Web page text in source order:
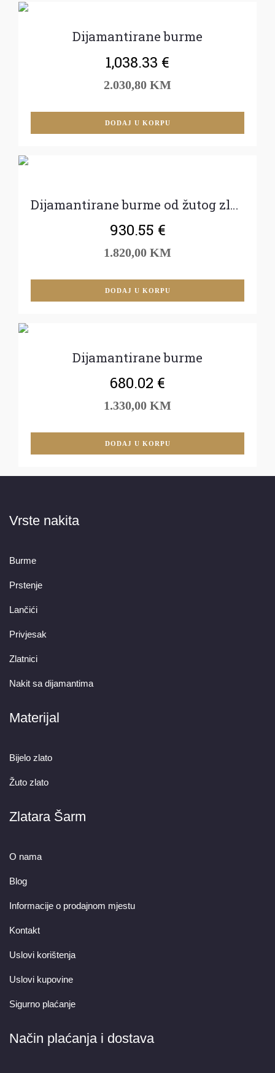
Dijamantirane burme
1,038.33 €
2.030,80 KM
DODAJ U KORPU
Dijamantirane burme od žutog zlata
930.55 €
1.820,00 KM
DODAJ U KORPU
Dijamantirane burme
680.02 €
1.330,00 KM
DODAJ U KORPU
Vrste nakita
Burme
Prstenje
Lančići
Privjesak
Zlatnici
Nakit sa dijamantima
Materijal
Bijelo zlato
Žuto zlato
Zlatara Šarm
O nama
Blog
Informacije o prodajnom mjestu
Kontakt
Uslovi korištenja
Uslovi kupovine
Sigurno plaćanje
Način plaćanja i dostava